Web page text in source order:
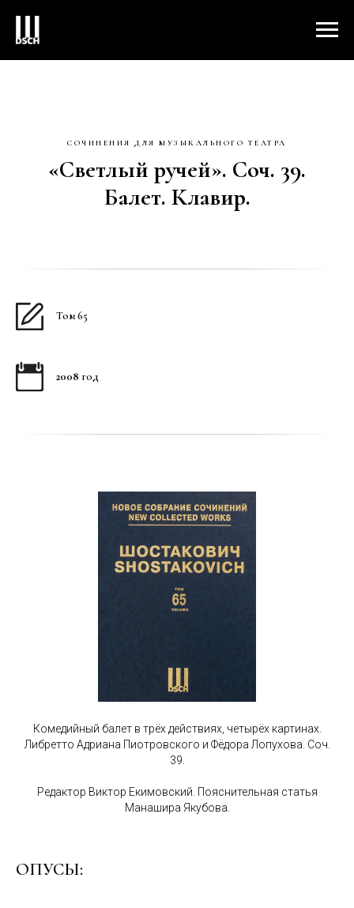
СОЧИНЕНИЯ ДЛЯ МУЗЫКАЛЬНОГО ТЕАТРА
«Светлый ручей». Соч. 39.
Балет. Клавир.
Том 65
2008 год
Комедийный балет в трёх действиях, четырёх картинах.
Либретто Адриана Пиотровского и Фёдора Лопухова. Соч.
39.
Редактор Виктор Екимовский. Пояснительная статья
Манашира Якубова.
ОПУСЫ: